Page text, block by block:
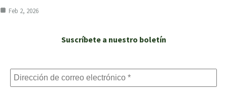
Feb 2, 2026
Suscríbete a nuestro boletín